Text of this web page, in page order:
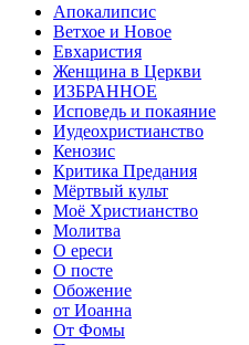
Апокалипсис
Ветхое и Новое
Евхаристия
Женщина в Церкви
ИЗБРАННОЕ
Исповедь и покаяние
Иудеохристианство
Кенозис
Критика Предания
Мёртвый культ
Моё Христианство
Молитва
О ереси
О посте
Обожение
от Иоанна
От Фомы